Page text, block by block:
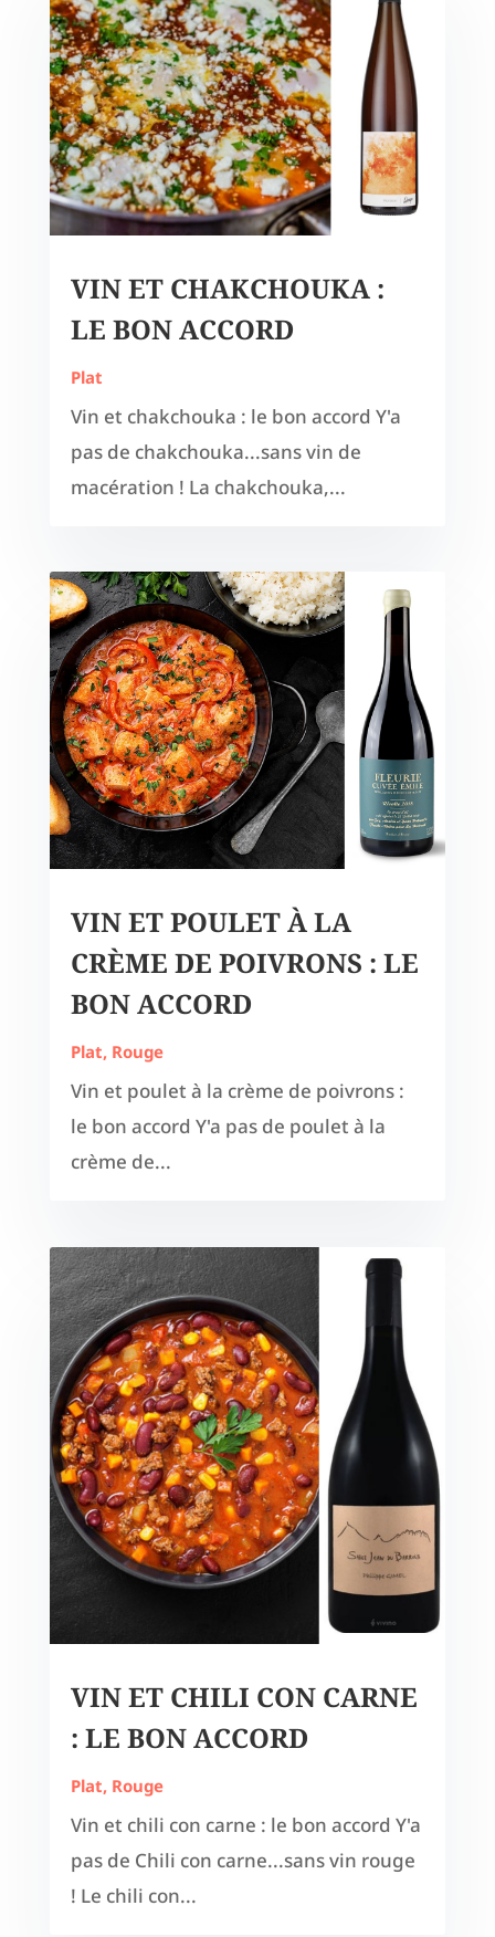
VIN ET CHAKCHOUKA :
LE BON ACCORD
Plat
Vin et chakchouka : le bon accord Y'a
pas de chakchouka...sans vin de
macération ! La chakchouka,...
VIN ET POULET À LA
CRÈME DE POIVRONS : LE
BON ACCORD
Plat, Rouge
Vin et poulet à la crème de poivrons :
le bon accord Y'a pas de poulet à la
crème de...
VIN ET CHILI CON CARNE
: LE BON ACCORD
Plat, Rouge
Vin et chili con carne : le bon accord Y'a
pas de Chili con carne...sans vin rouge
! Le chili con...